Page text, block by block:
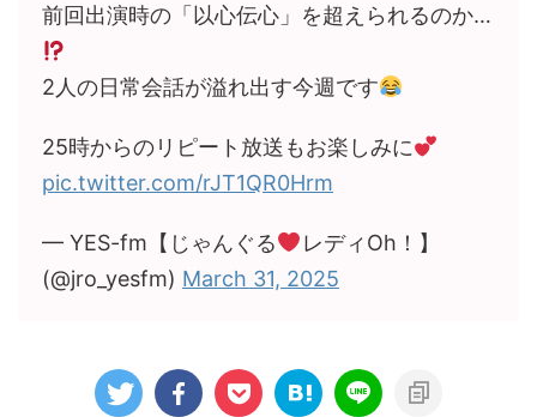
前回出演時の「以心伝心」を超えられるのか…
2人の日常会話が溢れ出す今週です
25時からのリピート放送もお楽しみに
pic.twitter.com/rJT1QR0Hrm
— YES-fm【じゃんぐる
レディOh！】
(@jro_yesfm) March 31, 2025